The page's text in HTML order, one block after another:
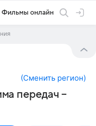
Фильмы онлайн
(Сменить регион)
передач –